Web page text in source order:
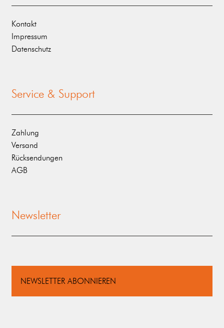
Kontakt
Impressum
Datenschutz
Service & Support
Zahlung
Versand
Rücksendungen
AGB
Newsletter
NEWSLETTER ABONNIEREN